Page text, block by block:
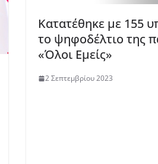
Κατατέθηκε με 155
το ψηφοδέλτιο της
«Όλοι Εμείς»
2 Σεπτεμβρίου 2023